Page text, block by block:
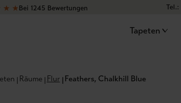
★ ★Bei 1245 Bewertungen
Tel.:
Tapeten
Räume Flur Feathers, Chalkhill Blue